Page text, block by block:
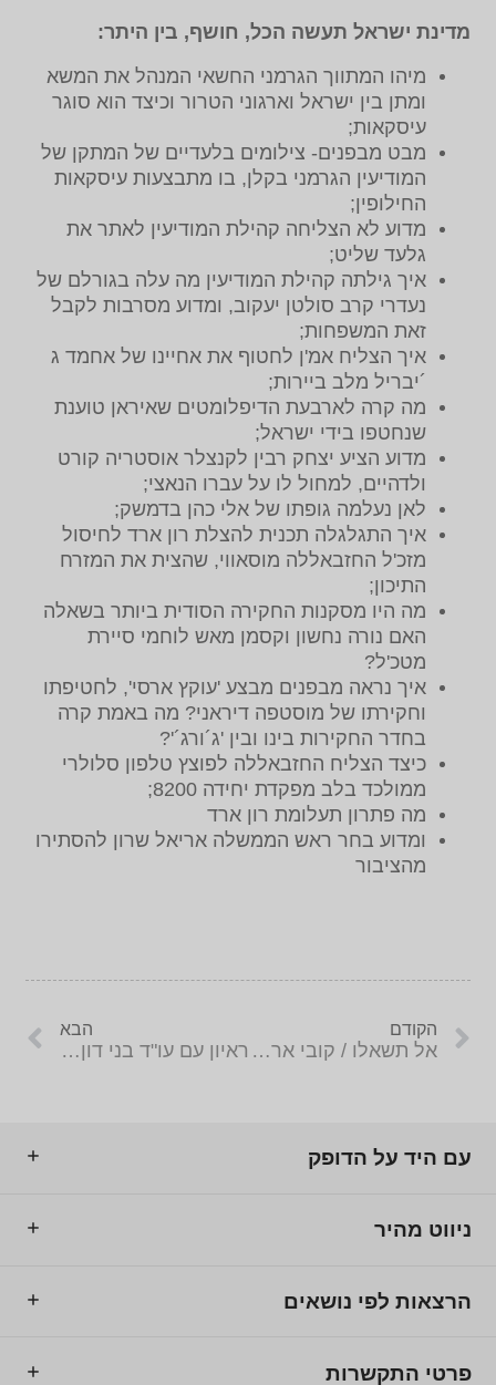
מדינת ישראל תעשה הכל, חושף, בין היתר:
מיהו המתווך הגרמני החשאי המנהל את המשא
ומתן בין ישראל וארגוני הטרור וכיצד הוא סוגר
עיסקאות;
מבט מבפנים- צילומים בלעדיים של המתקן של
המודיעין הגרמני בקלן, בו מתבצעות עיסקאות
החילופין;
מדוע לא הצליחה קהילת המודיעין לאתר את
גלעד שליט;
איך גילתה קהילת המודיעין מה עלה בגורלם של
נעדרי קרב סולטן יעקוב, ומדוע מסרבות לקבל
זאת המשפחות;
איך הצליח אמ'ן לחטוף את אחיינו של אחמד ג
´יבריל מלב ביירות;
מה קרה לארבעת הדיפלומטים שאיראן טוענת
שנחטפו בידי ישראל;
מדוע הציע יצחק רבין לקנצלר אוסטריה קורט
ולדהיים, למחול לו על עברו הנאצי;
לאן נעלמה גופתו של אלי כהן בדמשק;
איך התגלגלה תכנית להצלת רון ארד לחיסול
מזכ'ל החזבאללה מוסאווי, שהצית את המזרח
התיכון;
מה היו מסקנות החקירה הסודית ביותר בשאלה
האם נורה נחשון וקסמן מאש לוחמי סיירת
מטכ'ל?
איך נראה מבפנים מבצע 'עוקץ ארסי', לחטיפתו
וחקירתו של מוסטפה דיראני? מה באמת קרה
בחדר החקירות בינו ובין 'ג´ורג´'?
כיצד הצליח החזבאללה לפוצץ טלפון סלולרי
ממולכד בלב מפקדת יחידה 8200;
מה פתרון תעלומת רון ארד
ומדוע בחר ראש הממשלה אריאל שרון להסתירו
מהציבור
הקודם
אל תשאלו / קובי אריאלי
הבא
ראיון עם עו"ד בני דון-יחייא
עם היד על הדופק
ניווט מהיר
הרצאות לפי נושאים
פרטי התקשרות